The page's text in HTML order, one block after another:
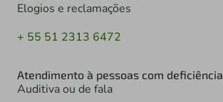
Elogios e reclamações
+ 55 51 2313 6472
Atendimento à pessoas com deficiência
Auditiva ou de fala